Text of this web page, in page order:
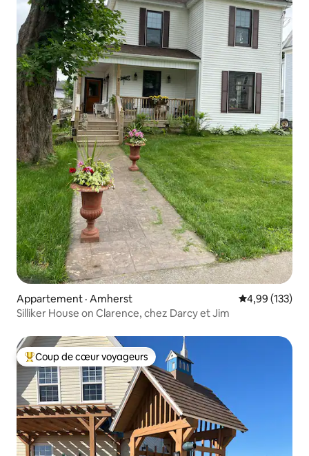
Appartement · Amherst Note
4,99 (133)
Silliker House on Clarence, chez Darcy et Jim
Coup de cœur voyageurs parmi les plus aimés
Coup de cœur voyageurs